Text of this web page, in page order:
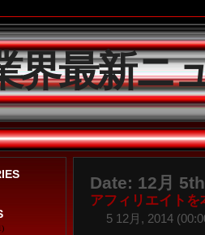
界最新ニ
Date: 12月
アフィリエイト
5 12月, 2014